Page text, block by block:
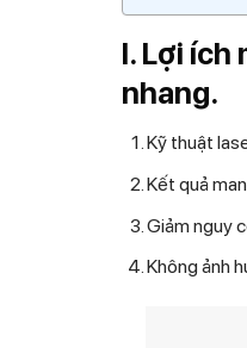
I. Lợi ích
nhang.
Kỹ thuật
Kết quả
Giảm nguy
Không ảnh